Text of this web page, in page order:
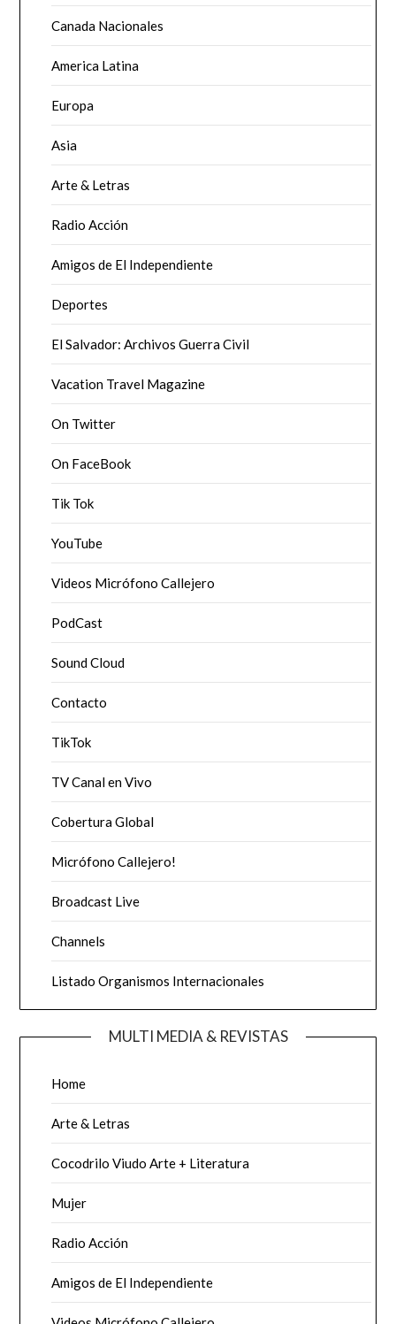
Canada Nacionales
America Latina
Europa
Asia
Arte & Letras
Radio Acción
Amigos de El Independiente
Deportes
El Salvador: Archivos Guerra Civil
Vacation Travel Magazine
On Twitter
On FaceBook
Tik Tok
YouTube
Videos Micrófono Callejero
PodCast
Sound Cloud
Contacto
TikTok
TV Canal en Vivo
Cobertura Global
Micrófono Callejero!
Broadcast Live
Channels
Listado Organismos Internacionales
MULTI MEDIA & REVISTAS
Home
Arte & Letras
Cocodrilo Viudo Arte + Literatura
Mujer
Radio Acción
Amigos de El Independiente